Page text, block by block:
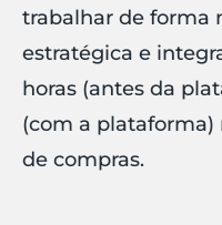
trabalhar de forma
estratégica e
horas (antes da
(com a plataforma)
de compras.